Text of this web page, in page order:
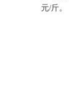
元/斤。